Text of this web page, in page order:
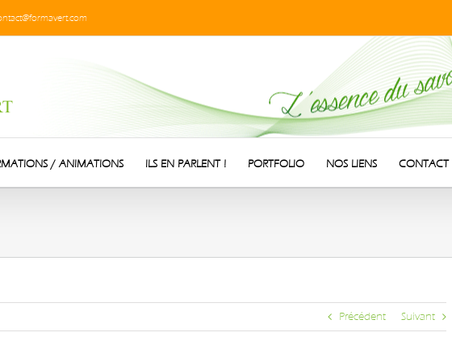
/ ANIMATIONS ILS EN PARLENT ! PORTFOLIO NOS LIENS CONTACT
Précédent Suivant